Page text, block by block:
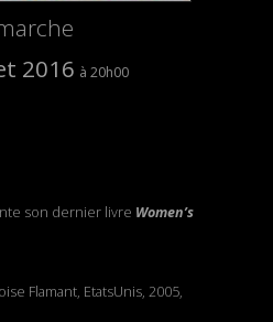
2016
20h00
son dernier livre Women’s
Flamant, EtatsUnis, 2005,